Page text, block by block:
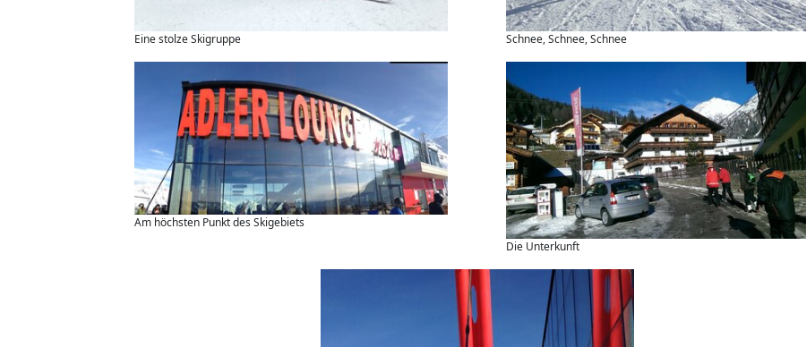
Eine stolze Skigruppe Schnee, Schnee, Schnee
Am höchsten Punkt des Skigebiets
Die Unterkunft